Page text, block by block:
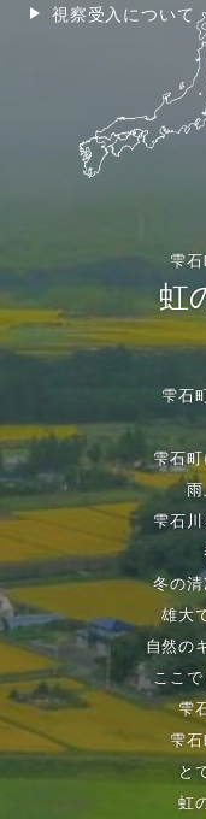
視察受入について
雫
虹
雫石
雫石町
雨
雫石
冬の
雄大
自然の
ここ
雫
雫
と
虹